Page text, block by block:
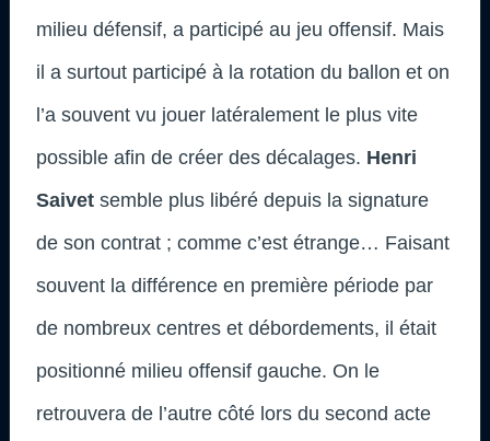
milieu défensif, a participé au jeu offensif. Mais
il a surtout participé à la rotation du ballon et on
l’a souvent vu jouer latéralement le plus vite
possible afin de créer des décalages. Henri
Saivet semble plus libéré depuis la signature
de son contrat ; comme c’est étrange… Faisant
souvent la différence en première période par
de nombreux centres et débordements, il était
positionné milieu offensif gauche. On le
retrouvera de l’autre côté lors du second acte